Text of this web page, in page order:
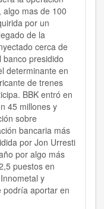
mas de 100
por un
de la
cerca de
banco presidido
determinante en
de trenes
BBK entró en
45 millones y
sobre
bancaria más
por Jon Urresti
por algo más
puestos en
y
podría aportar en